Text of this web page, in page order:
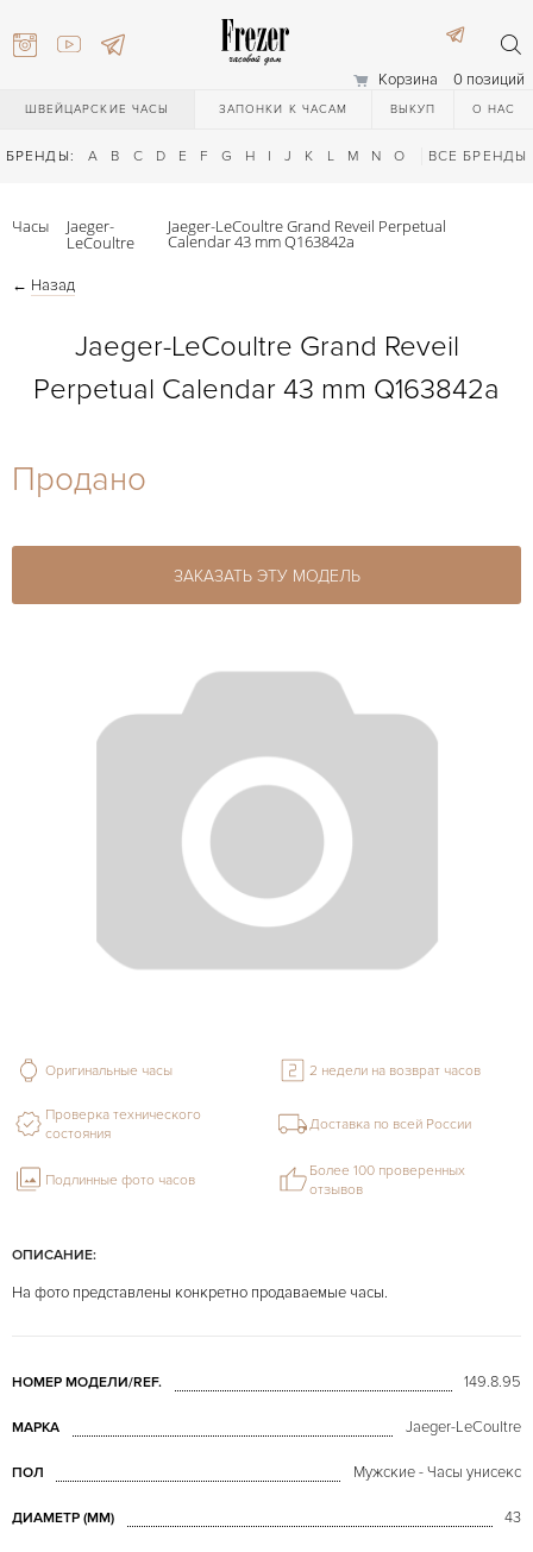
Корзина 0 позиций
ШВЕЙЦАРСКИЕ ЧАСЫ ЗАПОНКИ К ЧАСАМ ВЫКУП О НАС
БРЕНДЫ: A B C D E F G H I J K L M N O Q R S T
ВСЕ БРЕНДЫ
27-44
27-44
Часы Jaeger-
LeCoultre
Jaeger-LeCoultre Grand Reveil Perpetual
Calendar 43 mm Q163842a
← Назад
Jaeger-LeCoultre Grand Reveil
Perpetual Calendar 43 mm Q163842a
Продано
ЗАКАЗАТЬ ЭТУ МОДЕЛЬ
ОПИСАНИЕ:
На фото представлены конкретно продаваемые часы.
НОМЕР МОДЕЛИ/REF. 149.8.95
МАРКА Jaeger-LeCoultre
ПОЛ Мужские - Часы унисекс
ДИАМЕТР (MM) 43
Оригинальные часы 2 недели на возврат часов
Проверка технического
состояния
Доставка по всей России
Подлинные фото часов
Более 100 проверенных
отзывов